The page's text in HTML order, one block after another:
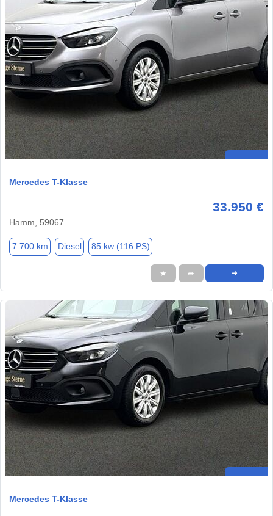
Mercedes T-Klasse
33.950 €
Hamm, 59067
7.700 km Diesel 85 kw (116 PS)
★ ➦ ➜
Mercedes T-Klasse